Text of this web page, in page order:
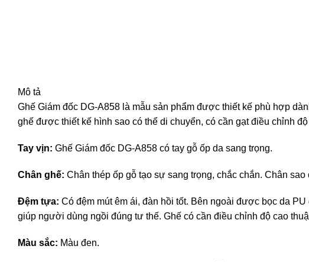
Mô tả
Ghế Giám đốc DG-A858 là mẫu sản phẩm được thiết kế phù hợp
ghế được thiết kế hình sao có thể di chuyển, có cần gạt điều chỉnh
Tay vịn: Ghế Giám đốc DG-A858 có tay gỗ ốp da sang trọng.
Chân ghế: Chân thép ốp gỗ tạo sự sang trọng, chắc chắn. Chân
Đệm tựa: Có đệm mút êm ái, đàn hồi tốt. Bên ngoài được bọc da
giúp người dùng ngồi đúng tư thế. Ghế có cần điều chỉnh độ cao
Màu sắc: Màu đen.